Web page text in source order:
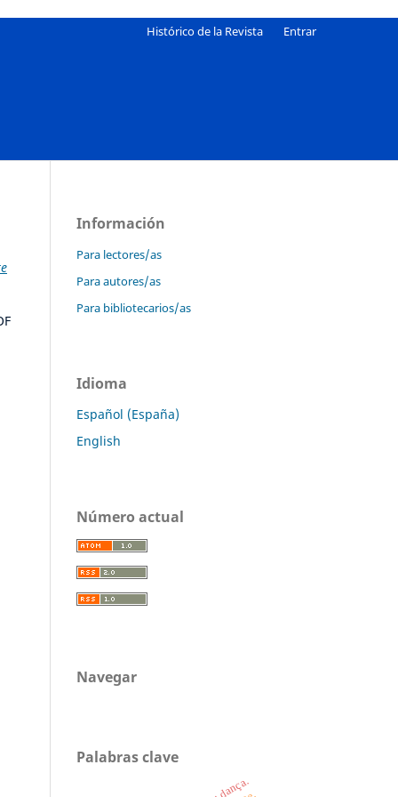
Histórico de la Revista Entrar
Información
Para lectores/as
Para autores/as
Para bibliotecarios/as
Idioma
Español (España)
English
Número actual
Navegar
Palabras clave